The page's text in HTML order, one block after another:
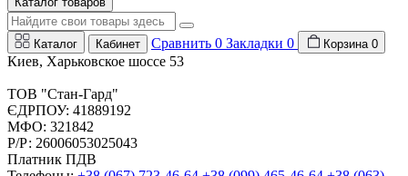
Каталог Кабинет Сравнить 0 Закладки 0 Корзина 0
Киев, Харьковское шоссе 53
ТОВ "Стан-Гард"
ЄДРПОУ: 41889192
МФО: 321842
Р/Р: 26006053025043
Платник ПДВ